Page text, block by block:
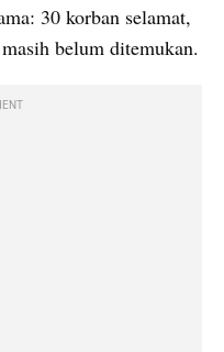
30 korban selamat,
belum ditemukan.